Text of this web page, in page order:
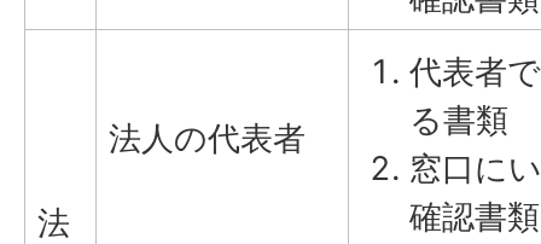
法
法人の代表者
代表者
る書類
窓口に
確認書類